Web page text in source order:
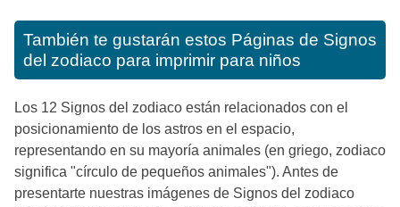
También te gustarán estos Páginas de Signos
del zodiaco para imprimir para niños
Los 12 Signos del zodiaco están relacionados con el
posicionamiento de los astros en el espacio,
representando en su mayoría animales (en griego, zodiaco
significa "círculo de pequeños animales"). Antes de
presentarte nuestras imágenes de Signos del zodiaco